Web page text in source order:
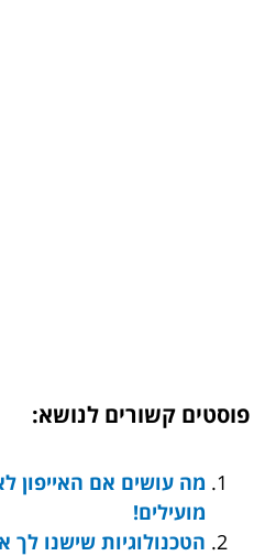
פוסטים קשורים לנושא:
מה עושים אם האייפון
מועילים!
הטכנולוגיות שישנו